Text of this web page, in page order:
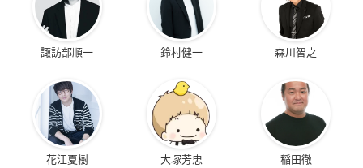
諏訪部順一 鈴村健一 森川智之
花江夏樹 大塚芳忠 稲田徹